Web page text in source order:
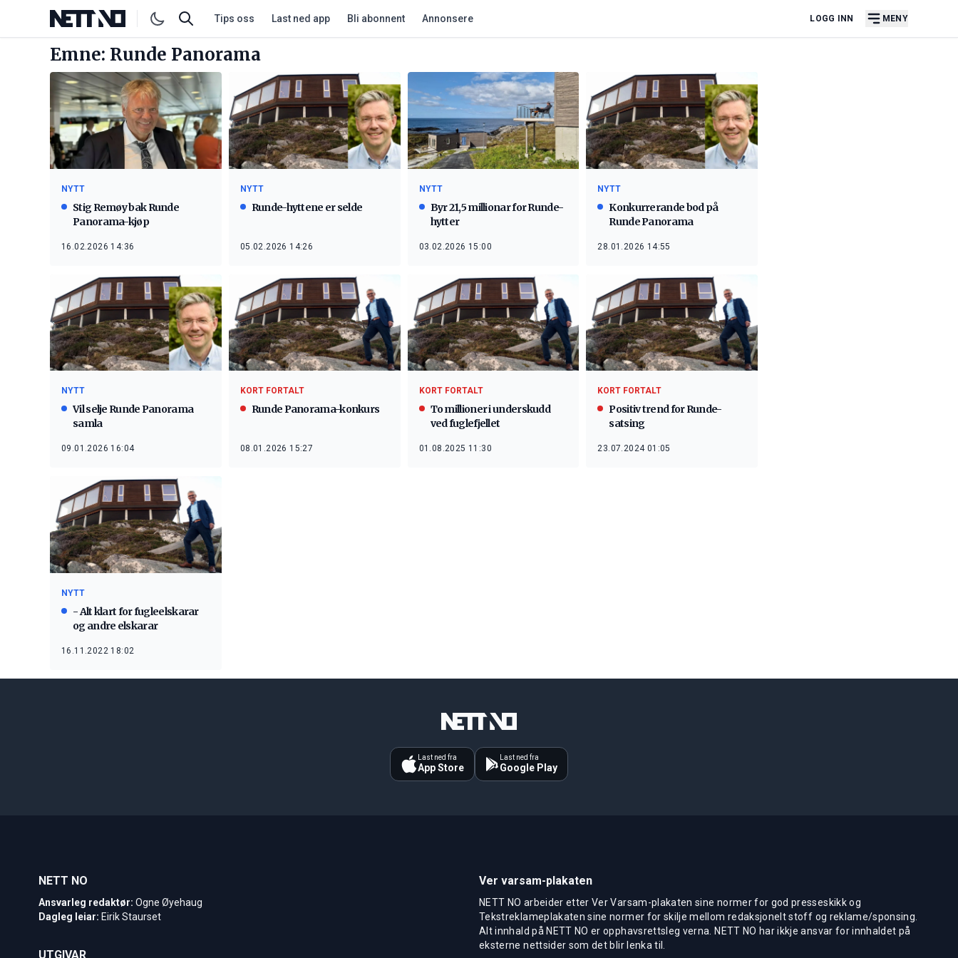
Tips oss Last ned app Bli abonnent Annonsere LOGG INN MENY
Emne: Runde Panorama
NYTT
Stig Remøy bak Runde
Panorama-kjøp
16.02.2026 14:36
NYTT
Runde-hyttene er selde
05.02.2026 14:26
NYTT
Byr 21,5 millionar for Runde-
hytter
03.02.2026 15:00
NYTT
Konkurrerande bod på
Runde Panorama
28.01.2026 14:55
NYTT
Vil selje Runde Panorama
samla
09.01.2026 16:04
KORT FORTALT
Runde Panorama-konkurs
08.01.2026 15:27
KORT FORTALT
To millioner i underskudd
ved fuglefjellet
01.08.2025 11:30
KORT FORTALT
Positiv trend for Runde-
satsing
23.07.2024 01:05
NYTT
- Alt klart for fugleelskarar
og andre elskarar
16.11.2022 18:02
Last ned fra
App Store
Last ned fra
Google Play
NETT NO
Ansvarleg redaktør: Ogne Øyehaug
Dagleg leiar: Eirik Staurset
UTGIVAR
Ver varsam-plakaten
NETT NO arbeider etter Ver Varsam-plakaten sine normer for god presseskikk og
Tekstreklameplakaten sine normer for skilje mellom redaksjonelt stoff og reklame/sponsing.
Alt innhald på NETT NO er opphavsrettsleg verna. NETT NO har ikkje ansvar for innhaldet på
eksterne nettsider som det blir lenka til.